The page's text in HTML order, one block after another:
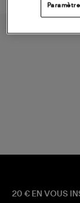
20 € EN VOUS